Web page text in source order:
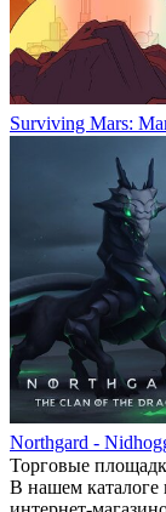
Surviving Mars:
Northgard -
Торговые
В нашем каталоге